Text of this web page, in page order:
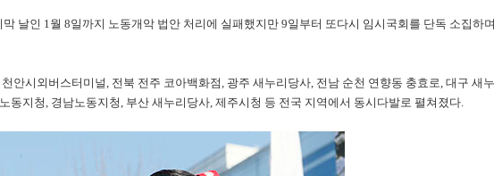
날인 1월 8일까지 노동개악 법안 처리에 실패했지만 9일부터 또다시 임시국회를 단독 소집하며
안시외버스터미널, 전북 전주 코아백화점, 광주 새누리당사, 전남 순천 연향동 충효로, 대구 새누
동지청, 경남노동지청, 부산 새누리당사, 제주시청 등 전국 지역에서 동시다발로 펼쳐졌다.